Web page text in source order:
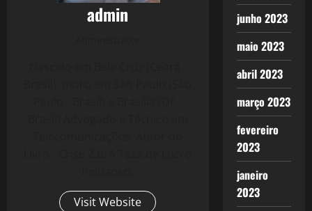
admin
Visit Website
junho 2023
maio 2023
abril 2023
março 2023
fevereiro
2023
janeiro
2023